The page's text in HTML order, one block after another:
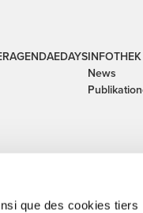
que des cookies tiers
AGENDAEDAYSINFOTHEK
News